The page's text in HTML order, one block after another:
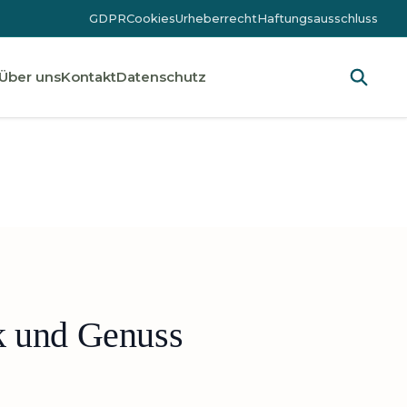
GDPRCookiesUrheberrechtHaftungsausschluss
Über unsKontaktDatenschutz
und Genuss